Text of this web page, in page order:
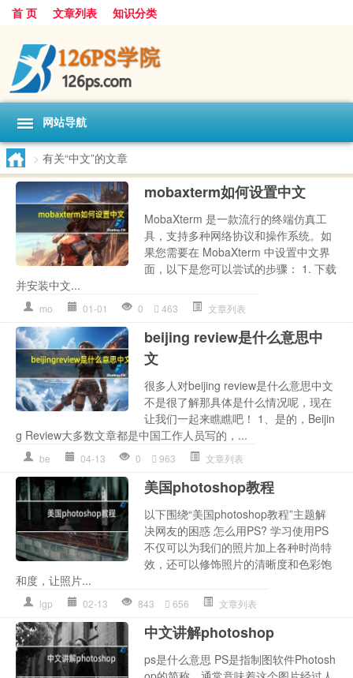
首 页 文章列表 知识分类
网站导航
> 有关“中文”的文章
mobaxterm如何设置中文
MobaXterm 是一款流行的终端仿真工
具，支持多种网络协议和操作系统。如
果您需要在 MobaXterm 中设置中文界
面，以下是您可以尝试的步骤： 1. 下载
并安装中文...
mo 01-01 0 463 文章列表
beijing review是什么意思中
文
很多人对beijing review是什么意思中文
不是很了解那具体是什么情况呢，现在
让我们一起来瞧瞧吧！ 1、是的，Beijin
g Review大多数文章都是中国工作人员写的，...
be 04-13 0 963 文章列表
美国photoshop教程
以下围绕“美国photoshop教程”主题解
决网友的困惑 怎么用PS? 学习使用PS
不仅可以为我们的照片加上各种时尚特
效，还可以修饰照片的清晰度和色彩饱
和度，让照片...
lgp 02-13 843 656 文章列表
中文讲解photoshop
ps是什么意思 PS是指制图软件Photosh